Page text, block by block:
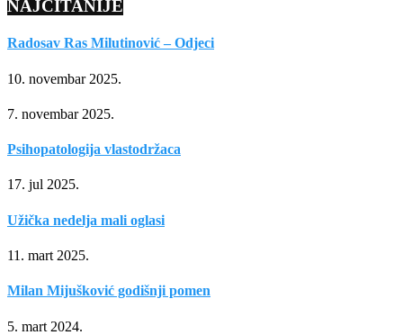
NAJČITANIJE
Radosav Ras Milutinović – Odjeci
10. novembar 2025.
7. novembar 2025.
Psihopatologija vlastodržaca
17. jul 2025.
Užička nedelja mali oglasi
11. mart 2025.
Milan Mijušković godišnji pomen
5. mart 2024.